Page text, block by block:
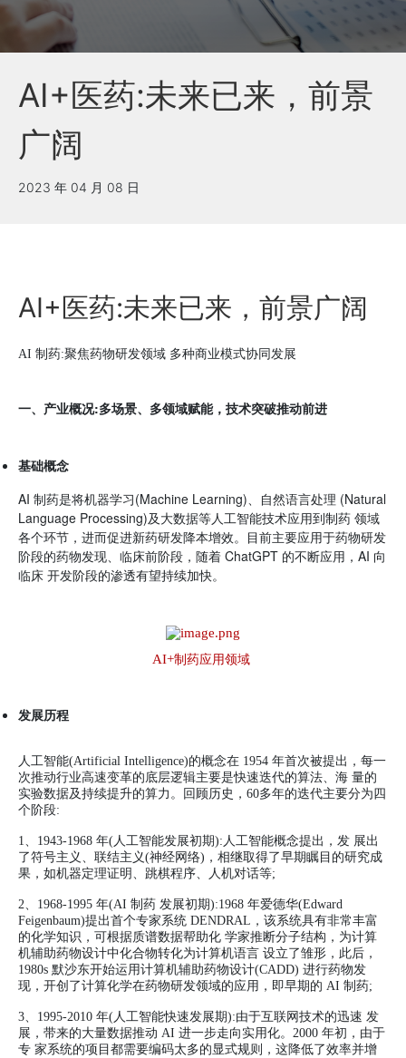
AI+医药:未来已来，前景
广阔
2023 年 04 月 08 日
AI+医药:未来已来，前景广阔
AI 制药:聚焦药物研发领域 多种商业模式协同发展
一、产业概况:多场景、多领域赋能，技术突破推动前进
基础概念
AI 制药是将机器学习 (Machine Learning)、自然语言处理 (Natural
Language Processing)及大数据等人工智能技术应用到制药 领域
各个环节，进而促进新药研发降本增效。目前主要应用于药物研发
阶段的药物发现、临床前阶段，随着 ChatGPT 的不断应用， AI 向
临床 开发阶段的渗透有望持续加快。
AI+制药应用领域
发展历程
人工智能(Artificial Intelligence)的概念在 1954 年首次被提出，每一
次推动行业高速变革的底层逻辑主要是快速迭代的算法、海 量的
实验数据及持续提升的算力。回顾历史，60多年的迭代主要分为四
个阶段:
1、1943-1968 年(人工智能发展初期):人工智能概念提出，发 展出
了符号主义、联结主义(神经网络)，相继取得了早期瞩目的研究成
果，如机器定理证明、跳棋程序、人机对话等;
2、1968-1995 年(AI 制药 发展初期):1968 年爱德华(Edward
Feigenbaum)提出首个专家系统 DENDRAL，该系统具有非常丰富
的化学知识，可根据质谱数据帮助化 学家推断分子结构，为计算
机辅助药物设计中化合物转化为计算机语言 设立了雏形，此后，
1980s 默沙东开始运用计算机辅助药物设计(CADD) 进行药物发
现，开创了计算化学在药物研发领域的应用，即早期的 AI 制药;
3、1995-2010 年(人工智能快速发展期):由于互联网技术的迅速 发
展，带来的大量数据推动 AI 进一步走向实用化。2000 年初，由于
专 家系统的项目都需要编码太多的显式规则，这降低了效率并增